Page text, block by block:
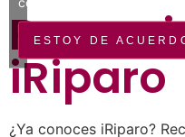
ESTOY DE
iRiparo
¿Ya conoces iRiparo?